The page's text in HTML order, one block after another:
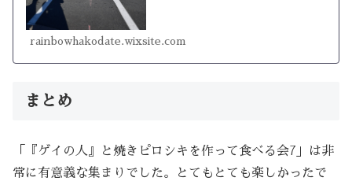
rainbowhakodate.wixsite.com
まとめ
「『ゲイの人』と焼きピロシキを作って食べる会7」は非
常に有意義な集まりでした。とてもとても楽しかったで